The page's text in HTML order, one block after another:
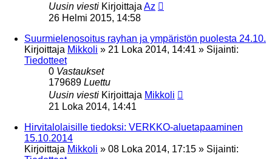
Uusin viesti Kirjoittaja Az
26 Helmi 2015, 14:58
Suurmielenosoitus rayhan ja ympäristön puolesta 24.10.
Kirjoittaja Mikkoli » 21 Loka 2014, 14:41 » Sijainti:
Tiedotteet
0 Vastaukset
179689 Luettu
Uusin viesti Kirjoittaja Mikkoli
21 Loka 2014, 14:41
Hirvitalolaisille tiedoksi: VERKKO-aluetapaaminen
15.10.2014
Kirjoittaja Mikkoli » 08 Loka 2014, 17:15 » Sijainti: